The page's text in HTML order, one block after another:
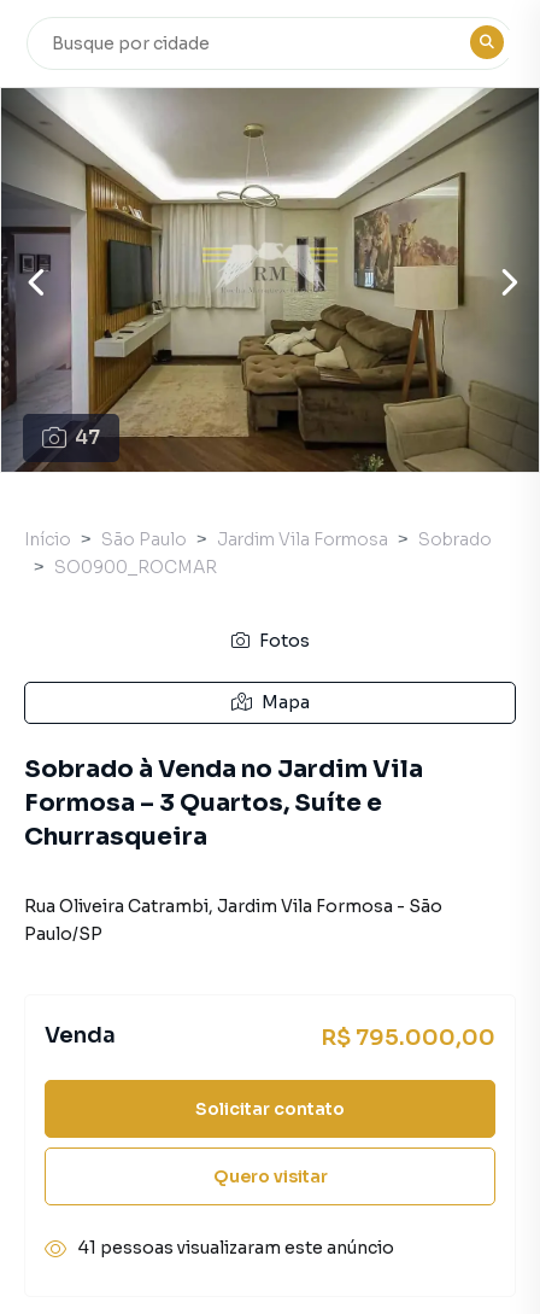
47
Início São Paulo Jardim Vila Formosa
Sobrado
SO0900_ROCMAR
Fotos
Mapa
Sobrado à Venda no Jardim Vila
Formosa – 3 Quartos, Suíte e
Churrasqueira
Rua Oliveira Catrambi, Jardim Vila Formosa - São
Paulo/SP
Venda R$ 795.000,00
Solicitar contato
Quero visitar
41 pessoas visualizaram este anúncio